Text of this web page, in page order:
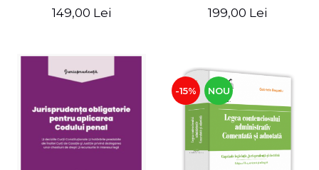
149,00 Lei
martie 2026
199,00 Lei
-15% NOU